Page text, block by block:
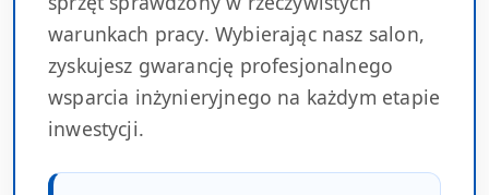
warunkach pracy. Wybierając nasz salon,
zyskujesz gwarancję profesjonalnego
wsparcia inżynieryjnego na każdym etapie
inwestycji.